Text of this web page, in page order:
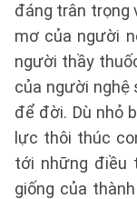
đáng trân trọng
mơ của người
người thầy
của người nghệ
để đời. Dù nhỏ
lực thôi thúc
tới những điều
giống của